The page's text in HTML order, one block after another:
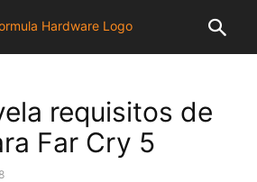
requisitos de
Far Cry 5